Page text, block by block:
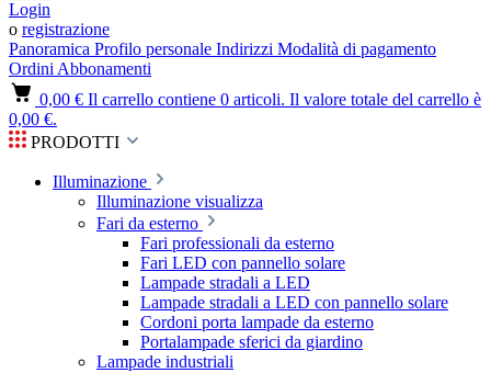
Login
o registrazione
Panoramica Profilo personale Indirizzi Modalità di pagamento
Ordini Abbonamenti
0,00 € Il carrello contiene 0 articoli. Il valore totale del carrello è
0,00 €.
PRODOTTI
Illuminazione
Illuminazione visualizza
Fari da esterno
Fari professionali da esterno
Fari LED con pannello solare
Lampade stradali a LED
Lampade stradali a LED con pannello solare
Cordoni porta lampade da esterno
Portalampade sferici da giardino
Lampade industriali